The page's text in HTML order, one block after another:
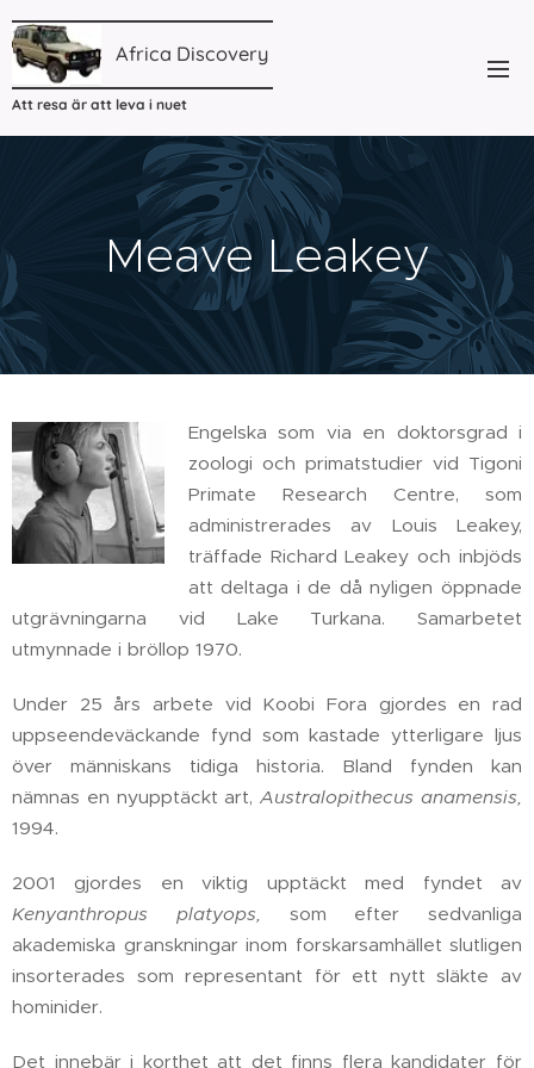
Africa Discovery
Att resa är att leva i nuet
Meave Leakey
Engelska som via en doktorsgrad i
zoologi och primatstudier vid Tigoni
Primate Research Centre, som
administrerades av Louis Leakey,
träffade Richard Leakey och inbjöds
att deltaga i de då nyligen öppnade
utgrävningarna vid Lake Turkana. Samarbetet
utmynnade i bröllop 1970.
Under 25 års arbete vid Koobi Fora gjordes en rad
uppseendeväckande fynd som kastade ytterligare ljus
över människans tidiga historia. Bland fynden kan
nämnas en nyupptäckt art, Australopithecus anamensis,
1994.
2001 gjordes en viktig upptäckt med fyndet av
Kenyanthropus platyops, som efter sedvanliga
akademiska granskningar inom forskarsamhället slutligen
insorterades som representant för ett nytt släkte av
hominider.
Det innebär i korthet att det finns flera kandidater för